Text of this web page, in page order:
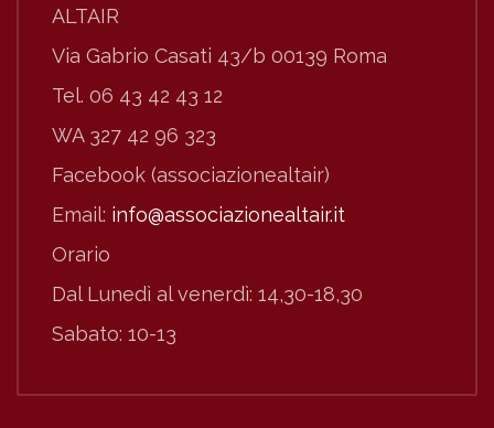
ALTAIR
Via Gabrio Casati 43/b 00139 Roma
Tel. 06 43 42 43 12
WA 327 42 96 323
Facebook (associazionealtair)
Email: info@associazionealtair.it
Orario
Dal Lunedì al venerdì: 14,30-18,30
Sabato: 10-13